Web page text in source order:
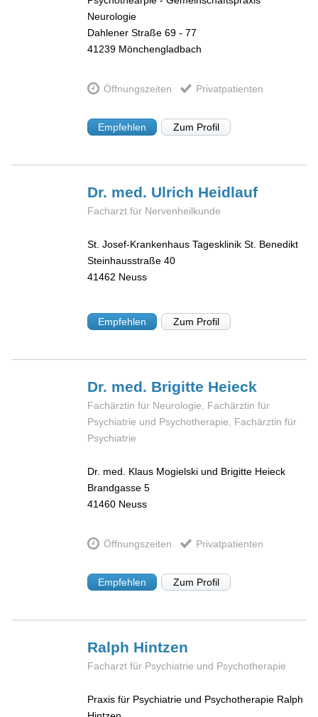
Neurologie
Dahlener Straße 69 - 77
41239 Mönchengladbach
Öffnungszeiten Privatpatienten
Empfehlen Zum Profil
Dr. med. Ulrich Heidlauf
Facharzt für Nervenheilkunde
St. Josef-Krankenhaus Tagesklinik St. Benedikt
Steinhausstraße 40
41462 Neuss
Empfehlen Zum Profil
Dr. med. Brigitte Heieck
Fachärztin für Neurologie, Fachärztin für
Psychiatrie und Psychotherapie, Fachärztin für
Psychiatrie
Dr. med. Klaus Mogielski und Brigitte Heieck
Brandgasse 5
41460 Neuss
Öffnungszeiten Privatpatienten
Empfehlen Zum Profil
Ralph Hintzen
Facharzt für Psychiatrie und Psychotherapie
Praxis für Psychiatrie und Psychotherapie Ralph